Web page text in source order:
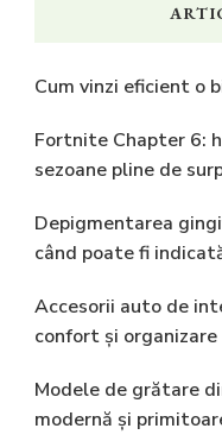
Cum vinzi eficient o
Fortnite Chapter 6:
sezoane pline de
Depigmentarea
când poate fi
Accesorii auto de
confort și organizare
Modele de grătare
modernă și